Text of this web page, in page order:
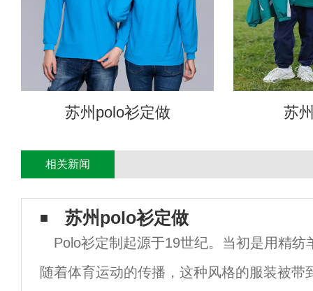
苏州polo衫定做 苏
相关新闻
苏州polo衫定做
Polo衫定制起源于19世纪。当初是用精纺
随着体育运动的传播，这种风格的服装被带